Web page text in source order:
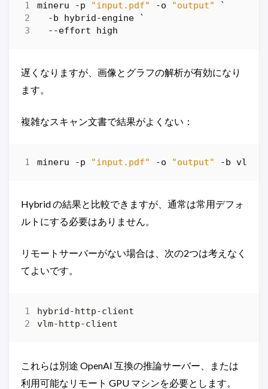
mineru -p "input.pdf" -o "output"
`
-b
hybrid-engine
`
- -effort high
遅くなりますが、画像とグラフの解析が有効になり
ます。
複雑なスキャン文書で結果がよくない：
mineru -p "input.pdf" -o "output" -b vlm-
Hybrid の結果と比較できますが、通常は常用デフォ
ルトにする必要はありません。
リモートサーバーがない場合は、次の2つは考えなく
てよいです。
これらは別途 OpenAI 互換の推論サーバー、または
利用可能なリモート GPU マシンを必要とします。